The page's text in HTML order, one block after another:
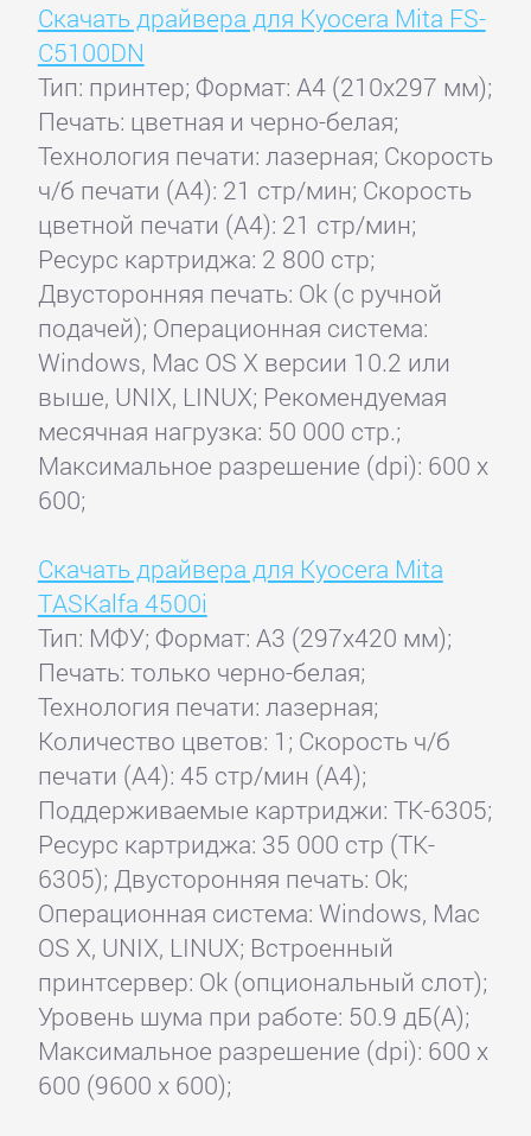
Скачать драйвера для Kyocera Mita FS-
C5100DN
Тип: принтер; Формат: A4 (210x297 мм);
Печать: цветная и черно-белая;
Технология печати: лазерная; Скорость
ч/б печати (А4): 21 стр/мин; Скорость
цветной печати (А4): 21 стр/мин;
Ресурс картриджа: 2 800 стр;
Двусторонняя печать: Ok (с ручной
подачей); Операционная система:
Windows, Mac OS X версии 10.2 или
выше, UNIX, LINUX; Рекомендуемая
месячная нагрузка: 50 000 стр.;
Максимальное разрешение (dpi): 600 x
600;
Скачать драйвера для Kyocera Mita
TASKalfa 4500i
Тип: МФУ; Формат: A3 (297x420 мм);
Печать: только черно-белая;
Технология печати: лазерная;
Количество цветов: 1; Скорость ч/б
печати (А4): 45 стр/мин (A4);
Поддерживаемые картриджи: TK-6305;
Ресурс картриджа: 35 000 стр (TK-
6305); Двусторонняя печать: Ok;
Операционная система: Windows, Mac
OS X, UNIX, LINUX; Встроенный
принтсервер: Ok (опциональный слот);
Уровень шума при работе: 50.9 дБ(А);
Максимальное разрешение (dpi): 600 x
600 (9600 x 600);